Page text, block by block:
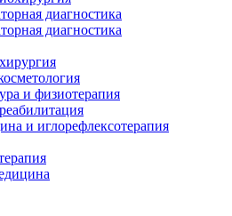
диагностика
диагностика
и физиотерапия
и иглорефлексотерапия